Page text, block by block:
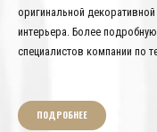
оригинальной
интерьера. Более
специалистов компании по
ПОДРОБНЕЕ